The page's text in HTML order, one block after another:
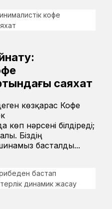
саяхат
көзқарас Кофе
нәрсені білдіреді;
Біздің
басталды...